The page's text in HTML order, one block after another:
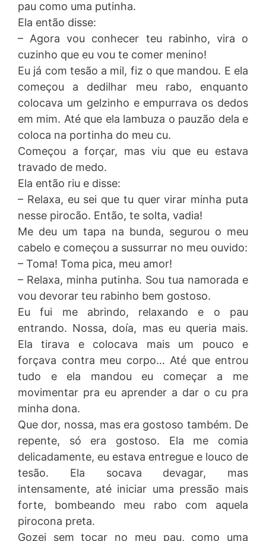
pau como uma putinha.
Ela então disse:
– Agora vou conhecer teu rabinho, vira o
cuzinho que eu vou te comer menino!
Eu já com tesão a mil, fiz o que mandou. E ela
começou a dedilhar meu rabo, enquanto
colocava um gelzinho e empurrava os dedos
em mim. Até que ela lambuza o pauzão dela e
coloca na portinha do meu cu.
Começou a forçar, mas viu que eu estava
travado de medo.
Ela então riu e disse:
– Relaxa, eu sei que tu quer virar minha puta
nesse pirocão. Então, te solta, vadia!
Me deu um tapa na bunda, segurou o meu
cabelo e começou a sussurrar no meu ouvido:
– Toma! Toma pica, meu amor!
– Relaxa, minha putinha. Sou tua namorada e
vou devorar teu rabinho bem gostoso.
Eu fui me abrindo, relaxando e o pau
entrando. Nossa, doía, mas eu queria mais.
Ela tirava e colocava mais um pouco e
forçava contra meu corpo… Até que entrou
tudo e ela mandou eu começar a me
movimentar pra eu aprender a dar o cu pra
minha dona.
Que dor, nossa, mas era gostoso também. De
repente, só era gostoso. Ela me comia
delicadamente, eu estava entregue e louco de
tesão. Ela socava devagar, mas
intensamente, até iniciar uma pressão mais
forte, bombeando meu rabo com aquela
pirocona preta.
Gozei sem tocar no meu pau, como uma